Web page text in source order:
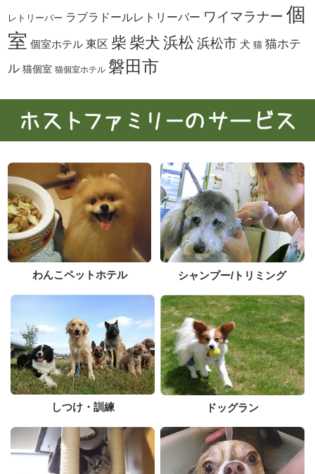
レトリーバー ラブラドールレトリーバー ワイマラナー 個
室 個室ホテル 東区 柴 柴犬 浜松 浜松市 犬 猫 猫ホテ
ル 猫個室 猫個室ホテル 磐田市
わんこペットホテル シャンプー/トリミング
しつけ・訓練 ドッグラン